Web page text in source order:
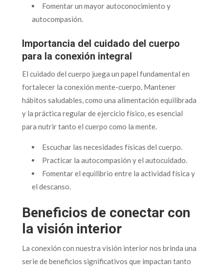
Fomentar un mayor autoconocimiento y
autocompasión.
Importancia del cuidado del cuerpo
para la conexión integral
El cuidado del cuerpo juega un papel fundamental en
fortalecer la conexión mente-cuerpo. Mantener
hábitos saludables, como una alimentación equilibrada
y la práctica regular de ejercicio físico, es esencial
para nutrir tanto el cuerpo como la mente.
Escuchar las necesidades físicas del cuerpo.
Practicar la autocompasión y el autocuidado.
Fomentar el equilibrio entre la actividad física y
el descanso.
Beneficios de conectar con
la visión interior
La conexión con nuestra visión interior nos brinda una
serie de beneficios significativos que impactan tanto